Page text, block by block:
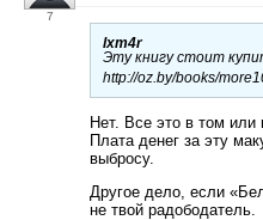
7
lxm4r
Эту книгу стоит
http://oz.by/books/
Нет. Все это в том или
Плата денег за эту
выбросу.
Другое дело, если
не твой радободатель.